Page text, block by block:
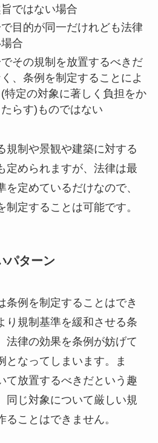
ではない場合
目的が同一だけれども法律
合
その規制を放置するべきだ
、条例を制定することによ
特定の対象に著しく負担をか
らす)ものではない
規制や景観や建築に対する
定められますが、法律は最
定めているだけなので、
制定することは可能です。
パターン
条例を制定することはでき
り規制基準を緩和させる条
法律の効果を条例が妨げて
となってしまいます。ま
て放置するべきだという趣
同じ対象について厳しい規
ことはできません。